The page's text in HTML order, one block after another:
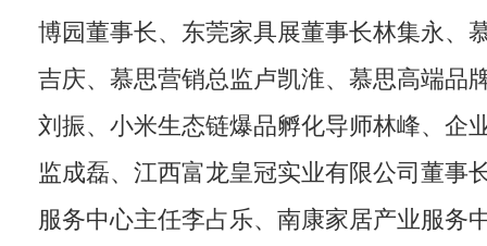
博园董事长、东莞家具展董事长林集永、
吉庆、慕思营销总监卢凯淮、慕思高端品
刘振、小米生态链爆品孵化导师林峰、企
监成磊、江西富龙皇冠实业有限公司董事
服务中心主任李占乐、南康家居产业服务